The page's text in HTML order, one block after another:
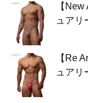
【
ュアリ
【Re
ュアリ